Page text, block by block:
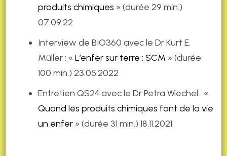
produits chimiques » (durée 29 min.)
07.09.22
Interview de BIO360 avec le Dr Kurt E.
Müller : «L’enfer sur terre : SCM » (durée
100 min.) 23.05.2022
Entretien QS24 avec le Dr Petra Wiechel : «
Quand les produits chimiques font de la vie
un enfer » (durée 31 min.) 18.11.2021